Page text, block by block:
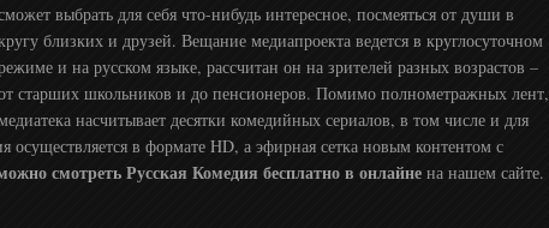
выбрать для себя что-нибудь интересное, посмеяться от души в
близких и друзей. Вещание медиапроекта ведется в круглосуточном
и на русском языке, рассчитан он на зрителей разных возрастов –
старших школьников и до пенсионеров. Помимо полнометражных лент,
насчитывает десятки комедийных сериалов, в том числе и для
осуществляется в формате HD, а эфирная сетка новым контентом с
смотреть Русская Комедия бесплатно в онлайне на нашем сайте.